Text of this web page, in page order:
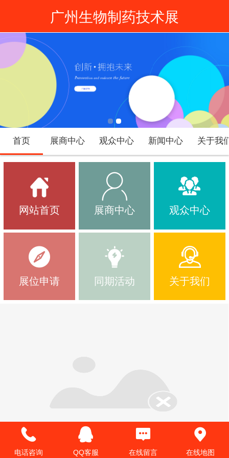
广州生物制药技术展
首页 展商中心 观众中心 新闻中心 关于我
网站首页 展商中心 观众中心
展位申请 同期活动 关于我们
电话咨询 QQ客服 在线留言 在线地图